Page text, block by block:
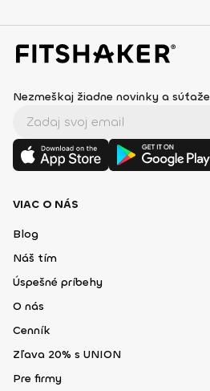
Nezmeškaj žiadne novinky a súťaže
VIAC O NÁS
Blog
Náš tím
Úspešné príbehy
O nás
Cenník
Zľava 20% s UNION
Pre firmy